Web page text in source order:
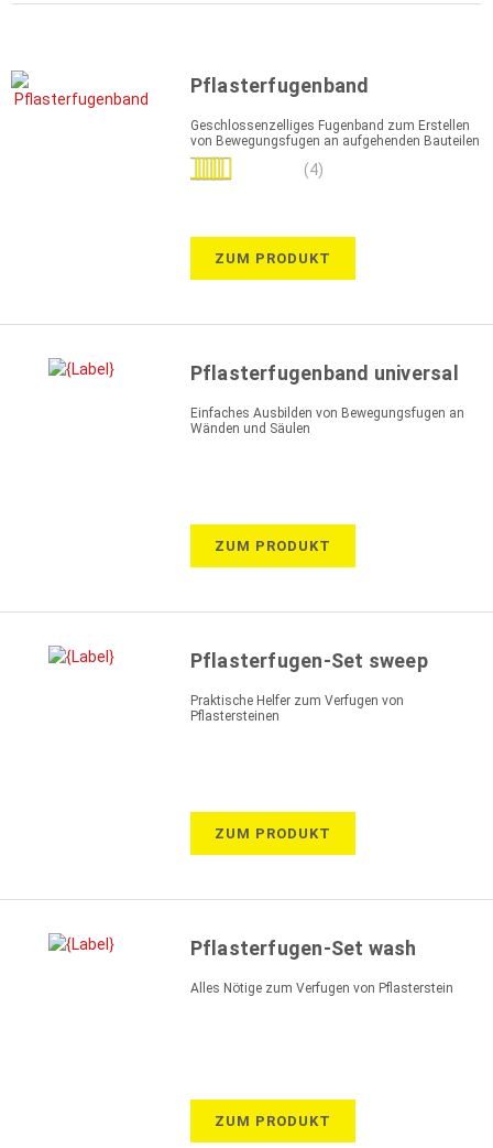
Pflasterfugenband
Geschlossenzelliges Fugenband zum Erstellen
von Bewegungsfugen an aufgehenden Bauteilen
Bewertung:
(4)
ZUM PRODUKT
Pflasterfugenband universal
Einfaches Ausbilden von Bewegungsfugen an
Wänden und Säulen
ZUM PRODUKT
Pflasterfugen-Set sweep
Praktische Helfer zum Verfugen von
Pflastersteinen
ZUM PRODUKT
Pflasterfugen-Set wash
Alles Nötige zum Verfugen von Pflasterstein
ZUM PRODUKT